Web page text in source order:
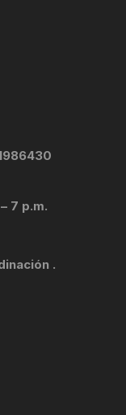
7 p.m.
.